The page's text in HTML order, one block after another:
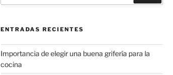
ENTRADAS RECIENTES
Importancia de elegir una buena grifería para la
cocina